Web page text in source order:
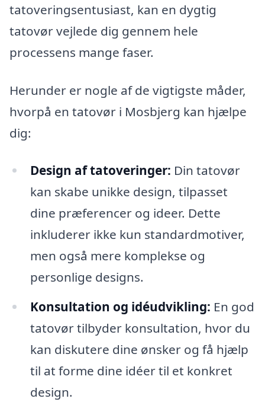
tatoveringsentusiast, kan en dygtig
tatovør vejlede dig gennem hele
processens mange faser.
Herunder er nogle af de vigtigste måder,
hvorpå en tatovør i Mosbjerg kan hjælpe
dig:
Design af tatoveringer: Din tatovør
kan skabe unikke design, tilpasset
dine præferencer og ideer. Dette
inkluderer ikke kun standardmotiver,
men også mere komplekse og
personlige designs.
Konsultation og idéudvikling: En god
tatovør tilbyder konsultation, hvor du
kan diskutere dine ønsker og få hjælp
til at forme dine idéer til et konkret
design.